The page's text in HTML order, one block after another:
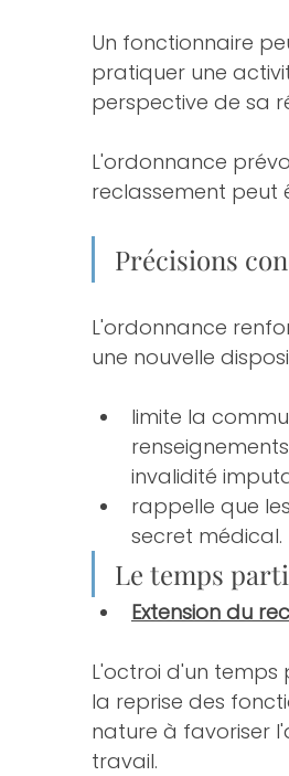
Un fonctionnaire
pratiquer une
perspective de sa
L'ordonnance
reclassement peut
Précisions
L'ordonnance
une nouvelle
limite la
invalidité
rappelle que
secret médical.
Le temps
Extension du
L'octroi d'un
la reprise des
nature à favoriser
travail.